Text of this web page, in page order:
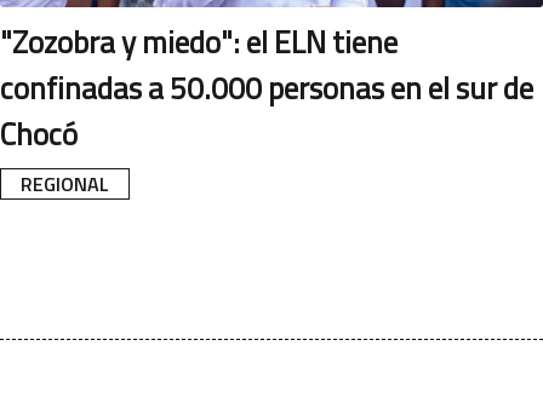
REGIONAL
"Zozobra y miedo": el ELN tiene
confinadas a 50.000 personas en el sur de
Chocó